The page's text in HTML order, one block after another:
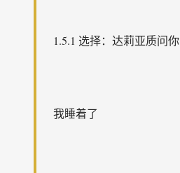
1.5.1 选择：达莉亚质问你
我睡着了